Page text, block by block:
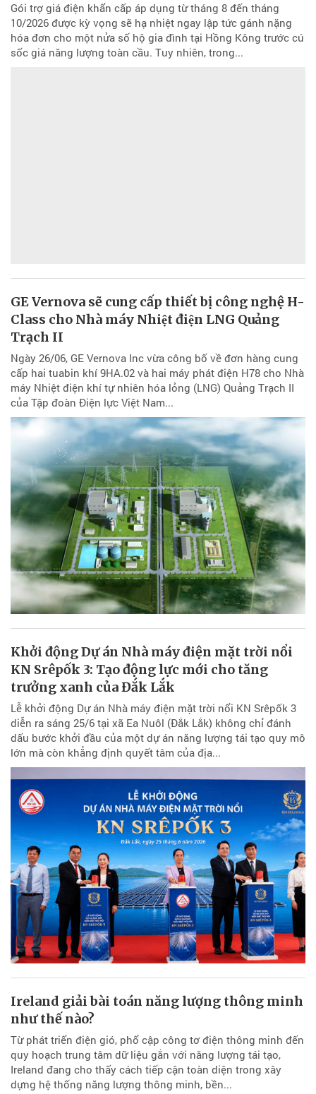
Gói trợ giá điện khẩn cấp áp dụng từ tháng 8 đến tháng
10/2026 được kỳ vọng sẽ hạ nhiệt ngay lập tức gánh nặng
hóa đơn cho một nửa số hộ gia đình tại Hồng Kông trước cú
sốc giá năng lượng toàn cầu. Tuy nhiên, trong...
GE Vernova sẽ cung cấp thiết bị công nghệ H-
Class cho Nhà máy Nhiệt điện LNG Quảng
Trạch II
Ngày 26/06, GE Vernova Inc vừa công bố về đơn hàng cung
cấp hai tuabin khí 9HA.02 và hai máy phát điện H78 cho Nhà
máy Nhiệt điện khí tự nhiên hóa lỏng (LNG) Quảng Trạch II
của Tập đoàn Điện lực Việt Nam...
Khởi động Dự án Nhà máy điện mặt trời nổi
KN Srêpốk 3: Tạo động lực mới cho tăng
trưởng xanh của Đắk Lắk
Lễ khởi động Dự án Nhà máy điện mặt trời nổi KN Srêpốk 3
diễn ra sáng 25/6 tại xã Ea Nuôl (Đắk Lắk) không chỉ đánh
dấu bước khởi đầu của một dự án năng lượng tái tạo quy mô
lớn mà còn khẳng định quyết tâm của địa...
Ireland giải bài toán năng lượng thông minh
như thế nào?
Từ phát triển điện gió, phổ cập công tơ điện thông minh đến
quy hoạch trung tâm dữ liệu gắn với năng lượng tái tạo,
Ireland đang cho thấy cách tiếp cận toàn diện trong xây
dựng hệ thống năng lượng thông minh, bền...